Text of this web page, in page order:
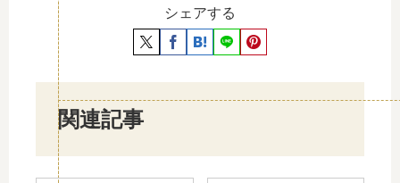
シェアする
関連記事